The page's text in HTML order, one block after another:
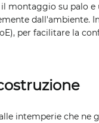
montaggio su palo e
dall'ambiente.
per facilitare la
intemperie che ne